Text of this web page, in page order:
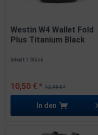
Westin W4 Wallet Fold
Plus Titanium Black
Inhalt1 Stück
12,99 € *
10,50 € *
In den